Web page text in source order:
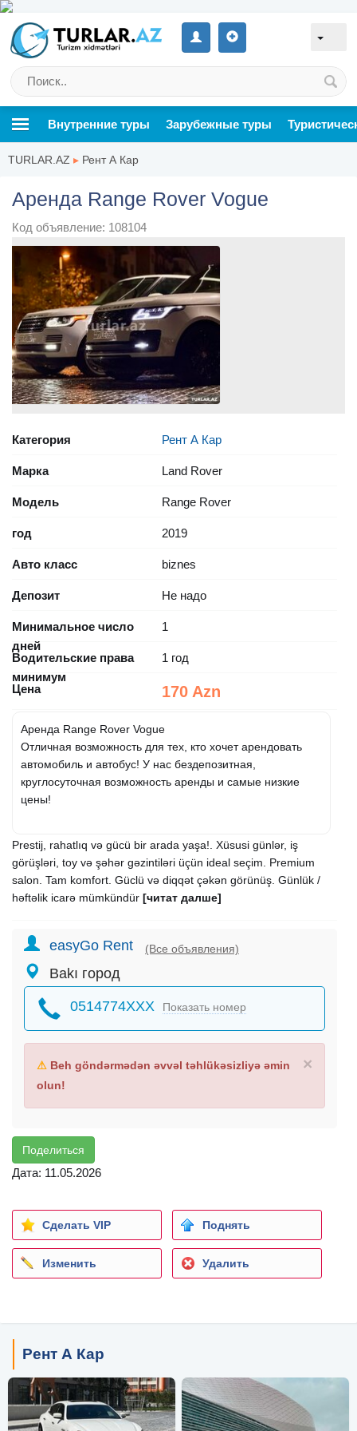
Внутренние туры Зарубежные туры
TURLAR.AZ ▸ Рент А Кар
Аренда Range Rover Vogue
Код объявление: 108104
Категория Рент А Кар
Марка Land Rover
Модель Range Rover
год 2019
Авто класс biznes
Депозит Не надо
Минимальное число
дней
1
Водительские права
минимум
1 год
Цена 170 Azn
Аренда Range Rover Vogue
Отличная возможность для тех, кто хочет арендовать
автомобиль и автобус! У нас бездепозитная,
круглосуточная возможность аренды и самые низкие
цены!
Prestij, rahatlıq və gücü bir arada yaşa!. Xüsusi günlər, iş
görüşləri, toy və şəhər gəzintiləri üçün ideal seçim. Premium
salon. Tam komfort. Güclü və diqqət çəkən görünüş. Günlük /
həftəlik icarə mümkündür [читат далше]
easyGo Rent (Все объявления)
Bakı город
0514774XXX Показать номер
×
⚠ Beh göndərmədən əvvəl təhlükəsizliyə əmin
olun!
Поделиться
Дата: 11.05.2026
Сделать VIP Поднять
Изменить Удалить
Рент А Кар